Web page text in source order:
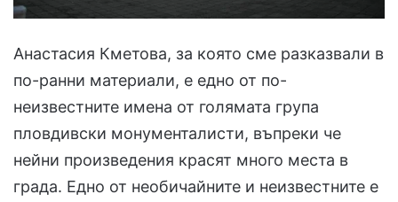
Анастасия Кметова, за която сме разказвали в
по-ранни материали, е едно от по-
неизвестните имена от голямата група
пловдивски монументалисти, въпреки че
нейни произведения красят много места в
града. Едно от необичайните и неизвестните е